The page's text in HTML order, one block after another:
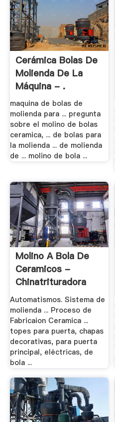
Cerámica Bolas De
Molienda De La
Máquina - .
maquina de bolas de
molienda para ... pregunta
sobre el molino de bolas
ceramica, ... de bolas para
la molienda ... de molienda
de ... molino de bola ...
Molino A Bola De
Ceramicos -
Chinatrituradora
Automatismos. Sistema de
molienda ... Proceso de
Fabricaion Ceramica ...
topes para puerta, chapas
decorativas, para puerta
principal, eléctricas, de
bola ...